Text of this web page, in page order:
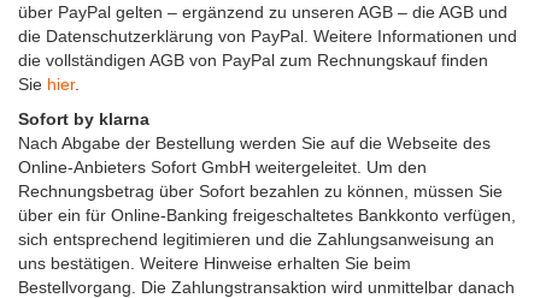
über PayPal gelten – ergänzend zu unseren AGB – die AGB und
die Datenschutzerklärung von PayPal. Weitere Informationen und
die vollständigen AGB von PayPal zum Rechnungskauf finden
Sie hier.
Sofort by klarna
Nach Abgabe der Bestellung werden Sie auf die Webseite des
Online-Anbieters Sofort GmbH weitergeleitet. Um den
Rechnungsbetrag über Sofort bezahlen zu können, müssen Sie
über ein für Online-Banking freigeschaltetes Bankkonto verfügen,
sich entsprechend legitimieren und die Zahlungsanweisung an
uns bestätigen. Weitere Hinweise erhalten Sie beim
Bestellvorgang. Die Zahlungstransaktion wird unmittelbar danach